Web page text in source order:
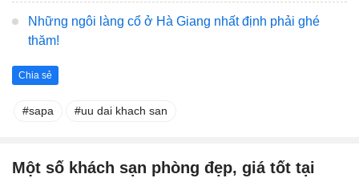
Những ngôi làng cổ ở Hà Giang nhất định phải ghé
thăm!
Chia sẻ
sapa uu dai khach san
Một số khách sạn phòng đẹp, giá tốt tại